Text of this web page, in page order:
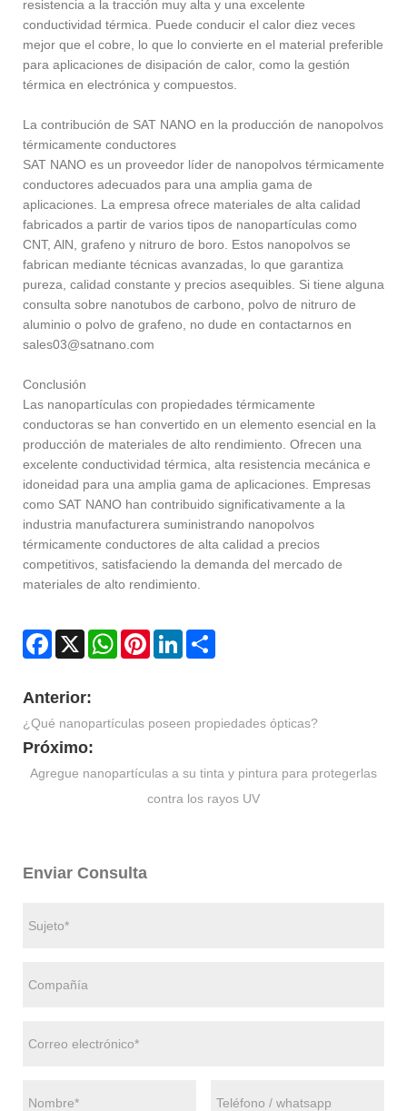
resistencia a la tracción muy alta y una excelente
conductividad térmica. Puede conducir el calor diez veces
mejor que el cobre, lo que lo convierte en el material preferible
para aplicaciones de disipación de calor, como la gestión
térmica en electrónica y compuestos.
La contribución de SAT NANO en la producción de nanopolvos
térmicamente conductores
SAT NANO es un proveedor líder de nanopolvos térmicamente
conductores adecuados para una amplia gama de
aplicaciones. La empresa ofrece materiales de alta calidad
fabricados a partir de varios tipos de nanopartículas como
CNT, AlN, grafeno y nitruro de boro. Estos nanopolvos se
fabrican mediante técnicas avanzadas, lo que garantiza
pureza, calidad constante y precios asequibles. Si tiene alguna
consulta sobre nanotubos de carbono, polvo de nitruro de
aluminio o polvo de grafeno, no dude en contactarnos en
sales03@satnano.com
Conclusión
Las nanopartículas con propiedades térmicamente
conductoras se han convertido en un elemento esencial en la
producción de materiales de alto rendimiento. Ofrecen una
excelente conductividad térmica, alta resistencia mecánica e
idoneidad para una amplia gama de aplicaciones. Empresas
como SAT NANO han contribuido significativamente a la
industria manufacturera suministrando nanopolvos
térmicamente conductores de alta calidad a precios
competitivos, satisfaciendo la demanda del mercado de
materiales de alto rendimiento.
Facebook
X WhatsAppPinterestLinkedIn
Anterior:
¿Qué nanopartículas poseen propiedades ópticas?
Próximo:
Agregue nanopartículas a su tinta y pintura para protegerlas
contra los rayos UV
Enviar Consulta